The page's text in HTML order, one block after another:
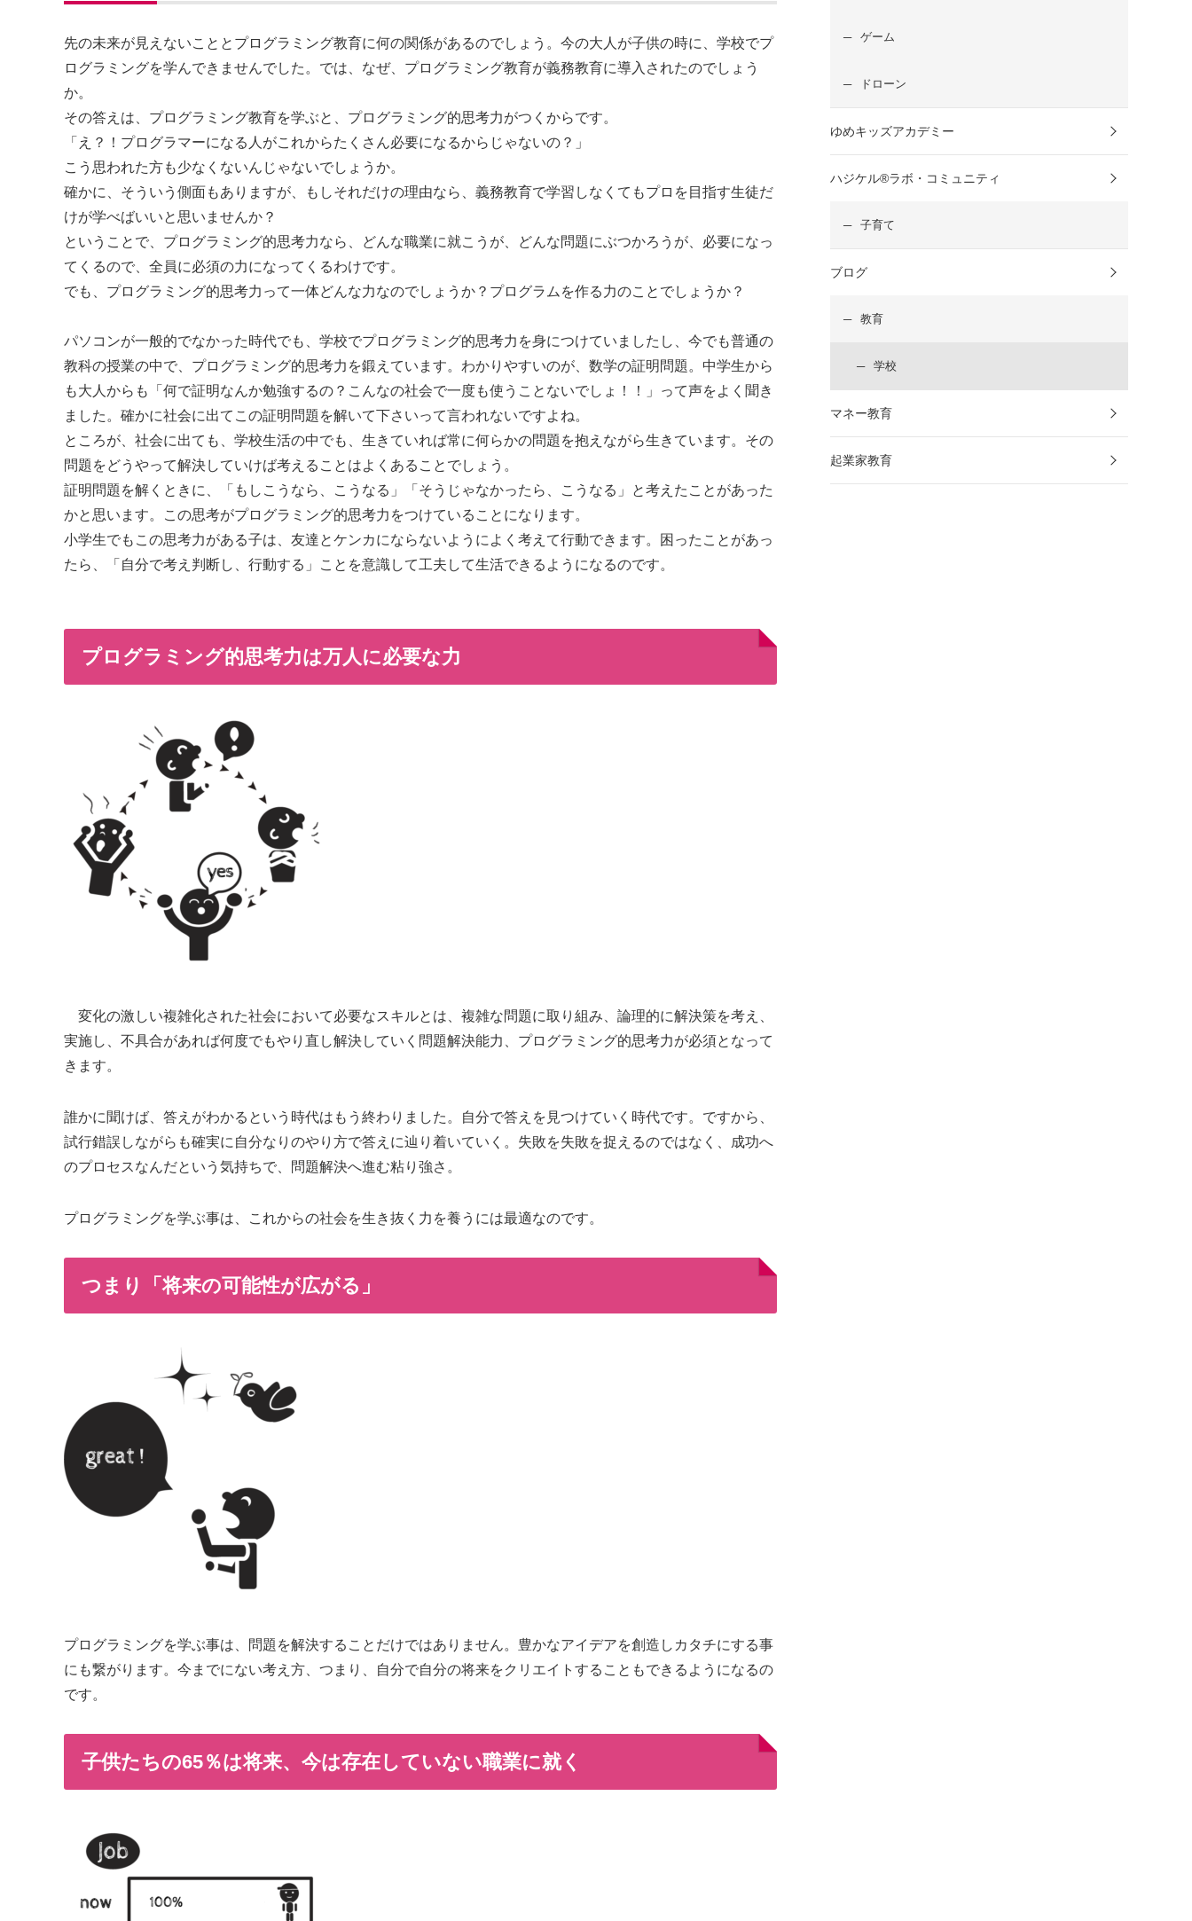
先の未来が見えないこととプログラミング教育に何の関係があるのでしょう。今の大人が子供の時に、学校でプ
ログラミングを学んできませんでした。では、なぜ、プログラミング教育が義務教育に導入されたのでしょう
か。
その答えは、プログラミング教育を学ぶと、プログラミング的思考力がつくからです。
「え？！プログラマーになる人がこれからたくさん必要になるからじゃないの？」
こう思われた方も少なくないんじゃないでしょうか。
確かに、そういう側面もありますが、もしそれだけの理由なら、義務教育で学習しなくてもプロを目指す生徒だ
けが学べばいいと思いませんか？
ということで、プログラミング的思考力なら、どんな職業に就こうが、どんな問題にぶつかろうが、必要になっ
てくるので、全員に必須の力になってくるわけです。
でも、プログラミング的思考力って一体どんな力なのでしょうか？プログラムを作る力のことでしょうか？
パソコンが一般的でなかった時代でも、学校でプログラミング的思考力を身につけていましたし、今でも普通の
教科の授業の中で、プログラミング的思考力を鍛えています。わかりやすいのが、数学の証明問題。中学生から
も大人からも「何で証明なんか勉強するの？こんなの社会で一度も使うことないでしょ！！」って声をよく聞き
ました。確かに社会に出てこの証明問題を解いて下さいって言われないですよね。
ところが、社会に出ても、学校生活の中でも、生きていれば常に何らかの問題を抱えながら生きています。その
問題をどうやって解決していけば考えることはよくあることでしょう。
証明問題を解くときに、「もしこうなら、こうなる」「そうじゃなかったら、こうなる」と考えたことがあった
かと思います。この思考がプログラミング的思考力をつけていることになります。
小学生でもこの思考力がある子は、友達とケンカにならないようによく考えて行動できます。困ったことがあっ
たら、「自分で考え判断し、行動する」ことを意識して工夫して生活できるようになるのです。
プログラミング的思考力は万人に必要な力
変化の激しい複雑化された社会において必要なスキルとは、複雑な問題に取り組み、論理的に解決策を考え、
実施し、不具合があれば何度でもやり直し解決していく問題解決能力、プログラミング的思考力が必須となって
きます。
誰かに聞けば、答えがわかるという時代はもう終わりました。自分で答えを見つけていく時代です。ですから、
試行錯誤しながらも確実に自分なりのやり方で答えに辿り着いていく。失敗を失敗を捉えるのではなく、成功へ
のプロセスなんだという気持ちで、問題解決へ進む粘り強さ。
プログラミングを学ぶ事は、これからの社会を生き抜く力を養うには最適なのです。
つまり「将来の可能性が広がる」​
プログラミングを学ぶ事は、問題を解決することだけではありません。豊かなアイデアを創造しカタチにする事
にも繋がります。今までにない考え方、つまり、自分で自分の将来をクリエイトすることもできるようになるの
です。
子供たちの65％は将来、今は存在していない職業に就く
ゲーム
ドローン
ゆめキッズアカデミー
ハジケル®ラボ・コミュニティ
子育て
ブログ
教育
学校
マネー教育
起業家教育